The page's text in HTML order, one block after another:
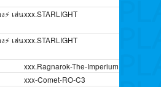
⚡ เล่นxxx.STARLIGHT
⚡ เล่นxxx.STARLIGHT
xxx.Ragnarok-The-Imperium
xxx-Comet-RO-C3